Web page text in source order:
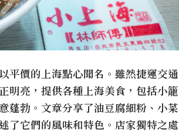
平價的上海點心聞名。雖然捷運交
明亮，提供各種上海美食，包括小
蓬勃。文章分享了油豆腐細粉、小
了它們的風味和特色。店家獨特之